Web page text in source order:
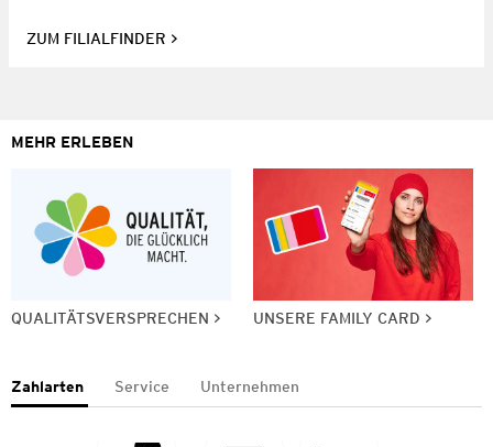
ZUM FILIALFINDER
MEHR ERLEBEN
QUALITÄTSVERSPRECHEN UNSERE FAMILY CARD
Zahlarten Service Unternehmen